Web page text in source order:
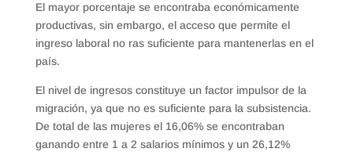
El mayor porcentaje se encontraba económicamente
productivas, sin embargo, el acceso que permite el
ingreso laboral no ras suficiente para mantenerlas en el
país.
El nivel de ingresos constituye un factor impulsor de la
migración, ya que no es suficiente para la subsistencia.
De total de las mujeres el 16,06% se encontraban
ganando entre 1 a 2 salarios mínimos y un 26,12%